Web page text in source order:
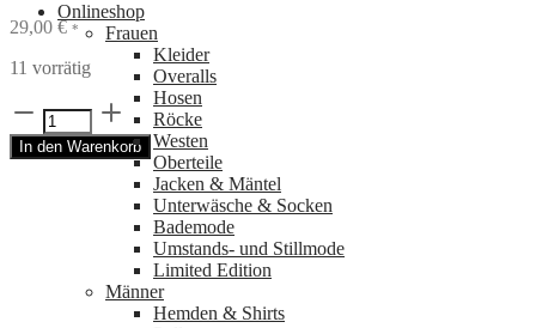
29,00 € *
11 vorrätig
NEMO
Stirnband
in
Menge
In den Warenkorb
Onlineshop
Frauen
Kleider
Overalls
Hosen
Röcke
Westen
Oberteile
Jacken & Mäntel
Unterwäsche & Socken
Bademode
Umstands- und Stillmode
Limited Edition
Männer
Hemden & Shirts